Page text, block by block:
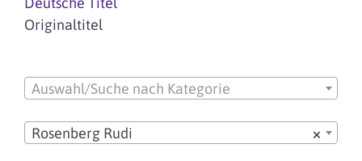
Originaltitel
Auswahl/Suche nach Kategorie
×
Rosenberg Rudi